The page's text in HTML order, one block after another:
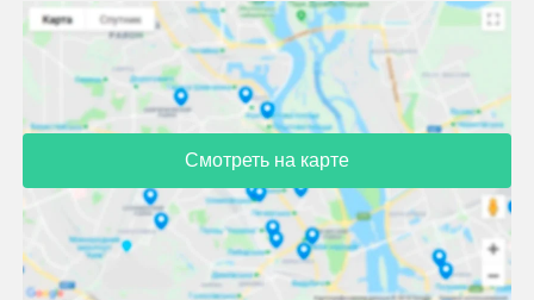
Смотреть на карте